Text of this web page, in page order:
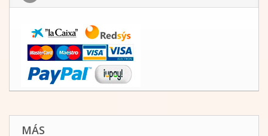
MÁS